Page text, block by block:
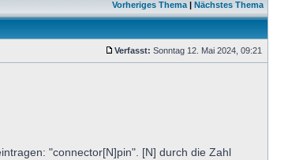
Vorheriges Thema | Nächstes Thema
Verfasst: Sonntag 12. Mai 2024, 09:21
"connector[N]pin". [N] durch die Zahl